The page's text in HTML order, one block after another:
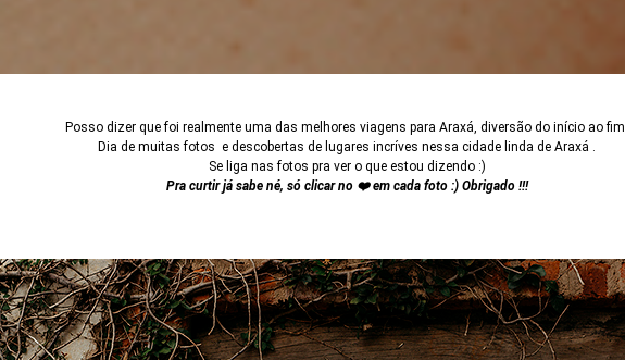
Posso dizer que foi realmente uma das melhores viagens para Araxá, diversão do início ao fim.
Dia de muitas fotos e descobertas de lugares incríves nessa cidade linda de Araxá .
Se liga nas fotos pra ver o que estou dizendo :)
Pra curtir já sabe né, só clicar no ❤️ em cada foto :) Obrigado !!!